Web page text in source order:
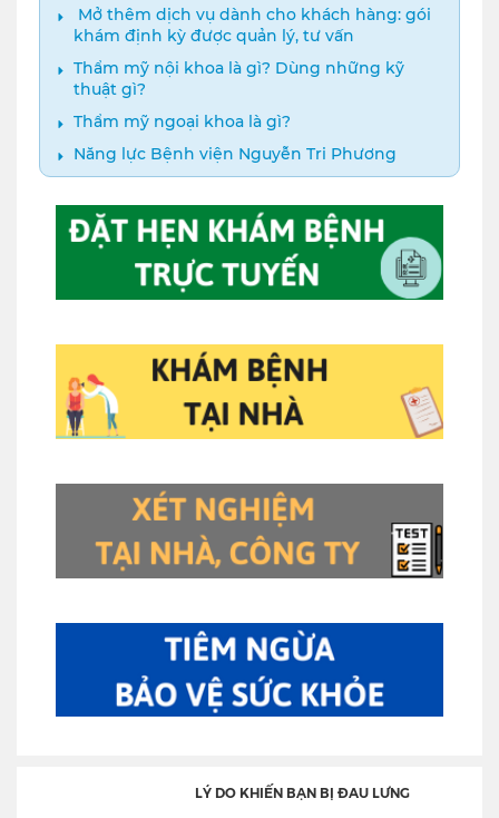
️ Mở thêm dịch vụ dành cho khách hàng: gói
khám định kỳ được quản lý, tư vấn
Thẩm mỹ nội khoa là gì? Dùng những kỹ
thuật gì?
Thẩm mỹ ngoại khoa là gì?
Năng lực Bệnh viện Nguyễn Tri Phương
LÝ DO KHIẾN BẠN BỊ ĐAU LƯNG